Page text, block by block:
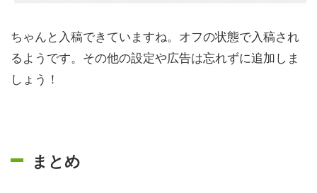
ちゃんと入稿できていますね。オフの状態で入稿され
るようです。その他の設定や広告は忘れずに追加しま
しょう！
まとめ